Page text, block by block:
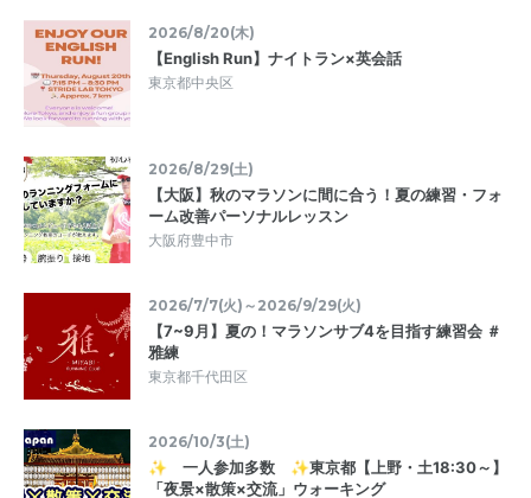
2026/8/20(木)
【English Run】ナイトラン×英会話
東京都中央区
2026/8/29(土)
【大阪】秋のマラソンに間に合う！夏の練習・フォ
ーム改善パーソナルレッスン
大阪府豊中市
2026/7/7(火)～2026/9/29(火)
【7~9月】夏の！マラソンサブ4を目指す練習会 ＃
雅練
東京都千代田区
2026/10/3(土)
✨ 一人参加多数 ✨東京都【上野・土18:30～】
「夜景×散策×交流」ウォーキング